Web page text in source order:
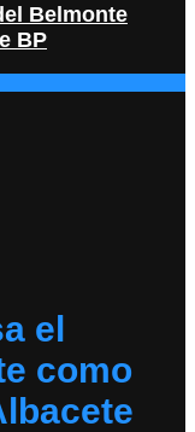
Belmonte
BP
el
como